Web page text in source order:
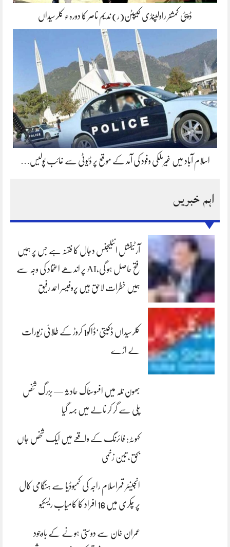
ڈپٹی کمشنر راولپنڈی کیپٹن(ر) ندیم ناصر کا دورہء کلرسیداں
اسلام آباد میں غیرملکی وفود کی آمد کے موقع پر ڈیوٹی سے غائب پولیس…
اہم خبریں
آرٹیفشل انٹلیجنس دجال کا فتنہ ہے جس پر ہمیں
فتح حاصل ہو گی،AI پر اندھے اعتماد کی وجہ سے
ہمیں خطرات لاحق ہیں پروفیسر احمد رفیق
کلرسیداں ڈکیتی‘ڈاکو1 کروڑ کے طلائی زیورات
لے اڑے
بھون نلہ میں افسوسناک حادثہ — بزرگ شخص
پلی سے گر کر نالے میں بہہ گیا
کہوٹہ: فائرنگ کے واقعے میں ایک شخص جاں
بحق، تین زخمی
انجینئر قمراسلام راجہ کی کمبوڈیا سے ہنگامی کال
پر چکری میں 16 افراد کا کامیاب ریسکیو
عمران خان سے دوستی ہونے کے باوجود